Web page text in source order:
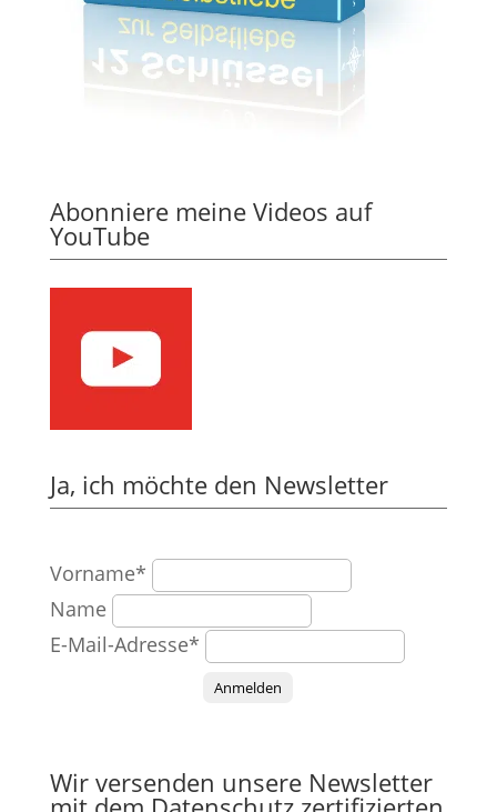
Abonniere meine Videos auf
YouTube
Ja, ich möchte den Newsletter
Vorname*
Name
E-Mail-Adresse*
Anmelden
Wir versenden unsere Newsletter